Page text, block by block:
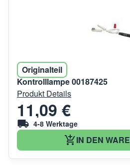
Originalteil
Kontrolllampe 00187425
Produkt Details
11,09 €
4-8 Werktage
IN DEN